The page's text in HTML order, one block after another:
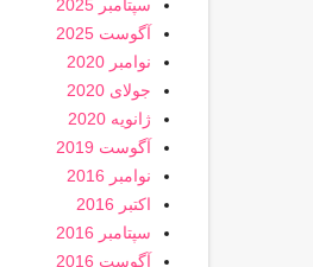
سپتامبر 2025
آگوست 2025
نوامبر 2020
جولای 2020
ژانویه 2020
آگوست 2019
نوامبر 2016
اکتبر 2016
سپتامبر 2016
آگوست 2016